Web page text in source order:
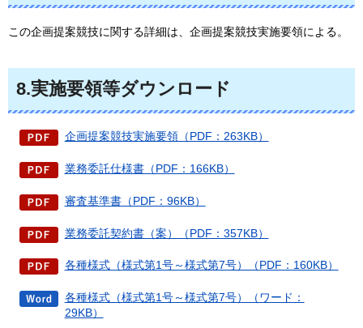
この企画提案競技に関する詳細は、企画提案競技実施要領による。
8.実施要領等ダウンロード
企画提案競技実施要領（PDF：263KB）
業務委託仕様書（PDF：166KB）
審査基準書（PDF：96KB）
業務委託契約書（案）（PDF：357KB）
各種様式（様式第1号～様式第7号）（PDF：160KB）
各種様式（様式第1号～様式第7号）（ワード：
29KB）